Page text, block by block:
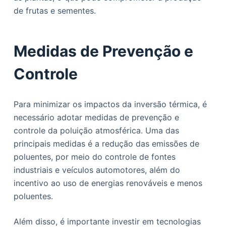
de frutas e sementes.
Medidas de Prevenção e
Controle
Para minimizar os impactos da inversão térmica, é
necessário adotar medidas de prevenção e
controle da poluição atmosférica. Uma das
principais medidas é a redução das emissões de
poluentes, por meio do controle de fontes
industriais e veículos automotores, além do
incentivo ao uso de energias renováveis e menos
poluentes.
Além disso, é importante investir em tecnologias